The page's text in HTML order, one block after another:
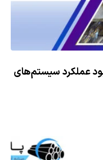
عملکرد سیستم‌های